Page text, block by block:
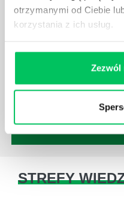
otrzymanymi od Ciebie
korzystania z ich usług.
Zezwól
W każdym miejscu
poszczególne
danej firmie zasad nie
wykonywanej pracy,
STREFY